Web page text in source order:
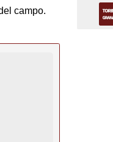
campo.